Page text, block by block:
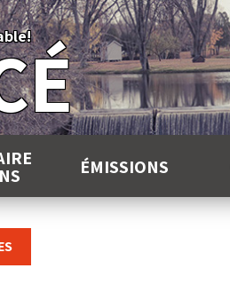
ÉMISSIONS